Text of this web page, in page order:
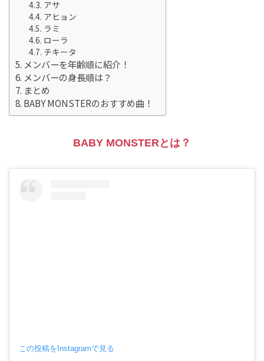
アサ
アヒョン
ラミ
ローラ
チキータ
メンバーを年齢順に紹介！
メンバーの身長順は？
まとめ
BABY MONSTERのおすすめ曲！
BABY MONSTERとは？
この投稿をInstagramで見る